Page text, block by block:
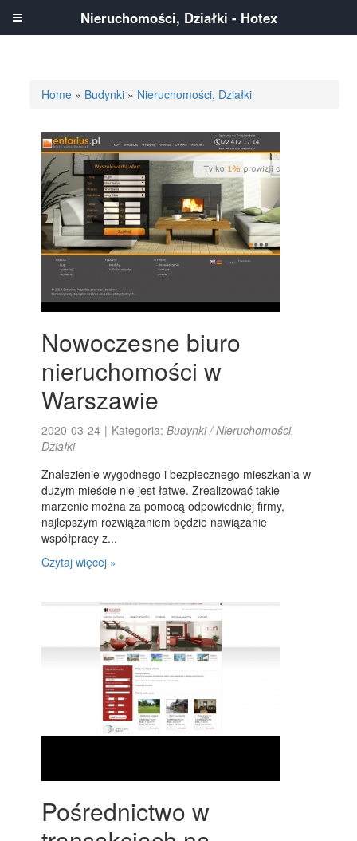
Home » Budynki » Nieruchomości, Działki
Nowoczesne biuro
nieruchomości w
Warszawie
2020-03-24 | Kategoria:Budynki / Nieruchomości,
Działki
Znalezienie wygodnego i bezpiecznego mieszkania w
dużym mieście nie jest łatwe. Zrealizować takie
marzenie można za pomocą odpowiedniej firmy,
najlepszym rozwiązaniem będzie nawiązanie
współpracy z...
Czytaj więcej »
Pośrednictwo w
Nieruchomości, Działki - Hotex